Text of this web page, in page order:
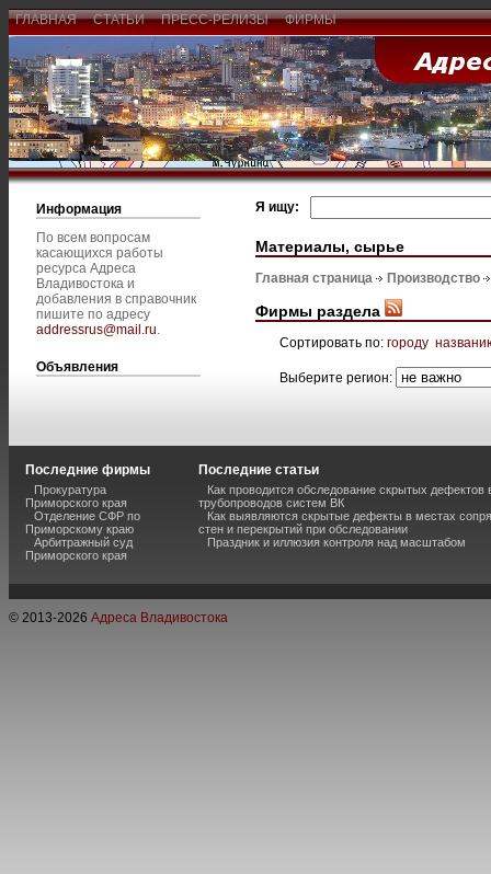
ГЛАВНАЯ СТАТЬИ ПРЕСС-РЕЛИЗЫ ФИРМЫ
Информация
По всем вопросам
касающихся работы
ресурса Адреса
Владивостока и
добавления в справочник
пишите по адресу
addressrus@mail.ru.
Объявления
Я ищу:
Материалы, сырье
Главная страница Производство
Фирмы раздела
Сортировать по: городу
Выберите регион:
Последние фирмы
Прокуратура
Приморского края
Отделение СФР по
Приморскому краю
Арбитражный суд
Приморского края
Последние статьи
Как проводится обследование скрытых дефектов
трубопроводов систем ВК
Как выявляются скрытые дефекты в местах
стен и перекрытий при обследовании
Праздник и иллюзия контроля над масштабом
© 2013-2026 Адреса Владивостока